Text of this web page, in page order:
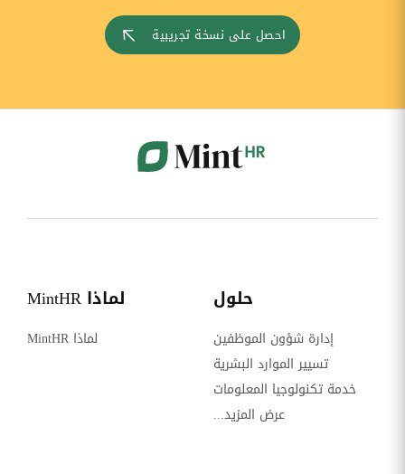
احصل على نسخة تجريبية
حلول
إدارة شؤون الموظفين
تسيير الموارد البشرية
خدمة تكنولوجيا المعلومات
عرض المزيد...
لماذا MintHR
لماذا MintHR